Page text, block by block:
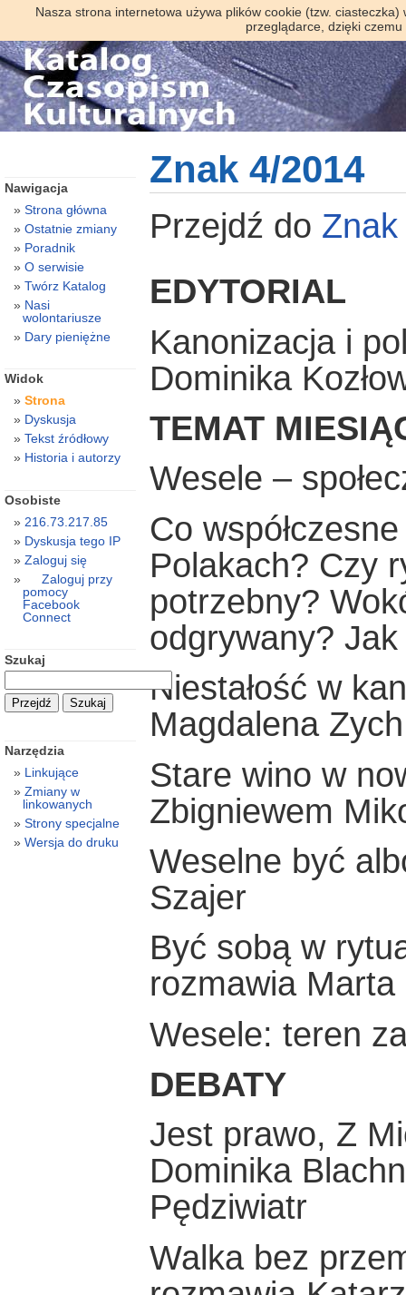
Nasza strona internetowa używa plików cookie (tzw.
przeglądarce, dzięki
Znak 4/2014
Przejdź do Znak
EDYTORIAL
Kanonizacja i
Dominika
TEMAT
Wesele –
Co
Polakach? Czy
potrzebny?
odgrywany?
Niestałość w
Magdalena Zych
Stare wino w
Zbigniewem
Weselne być
Szajer
Być sobą w
rozmawia
Wesele: teren
DEBATY
Jest prawo, Z
Dominika
Pędziwiatr
Walka bez
Nawigacja
Strona główna
Ostatnie zmiany
Poradnik
O serwisie
Twórz Katalog
Nasi
wolontariusze
Dary pieniężne
Widok
Strona
Dyskusja
Tekst źródłowy
Historia i autorzy
Osobiste
216.73.217.85
Dyskusja tego IP
Zaloguj się
Zaloguj przy
pomocy
Facebook
Connect
Szukaj
Narzędzia
Linkujące
Zmiany w
linkowanych
Strony specjalne
Wersja do druku